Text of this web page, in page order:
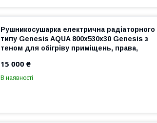
Рушникосушарка електрична радіаторного
типу Genesis AQUA 800х530х30 Genesis з
теном для обігріву приміщень, права,
15 000 ₴
В наявності